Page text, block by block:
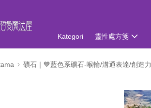
Kategori 靈性處方箋
礦石｜💙藍色系礦石-喉輪/溝通表達/創造力